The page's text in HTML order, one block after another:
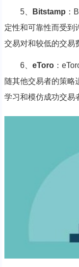
5、 Bitstamp ：
定性和可靠性而受到
交易对和较低的交易
6、 eToro：
随其他交易者的策略
学习和模仿成功交易